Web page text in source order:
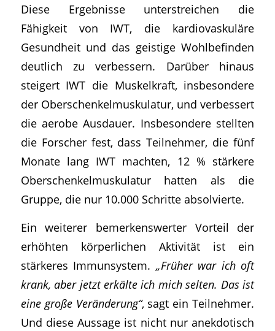
Diese Ergebnisse unterstreichen die
Fähigkeit von IWT, die kardiovaskuläre
Gesundheit und das geistige Wohlbefinden
deutlich zu verbessern. Darüber hinaus
steigert IWT die Muskelkraft, insbesondere
der Oberschenkelmuskulatur, und verbessert
die aerobe Ausdauer. Insbesondere stellten
die Forscher fest, dass Teilnehmer, die fünf
Monate lang IWT machten, 12 % stärkere
Oberschenkelmuskulatur hatten als die
Gruppe, die nur 10.000 Schritte absolvierte.
Ein weiterer bemerkenswerter Vorteil der
erhöhten körperlichen Aktivität ist ein
stärkeres Immunsystem. „Früher war ich oft
krank, aber jetzt erkälte ich mich selten. Das ist
eine große Veränderung“, sagt ein Teilnehmer.
Und diese Aussage ist nicht nur anekdotisch